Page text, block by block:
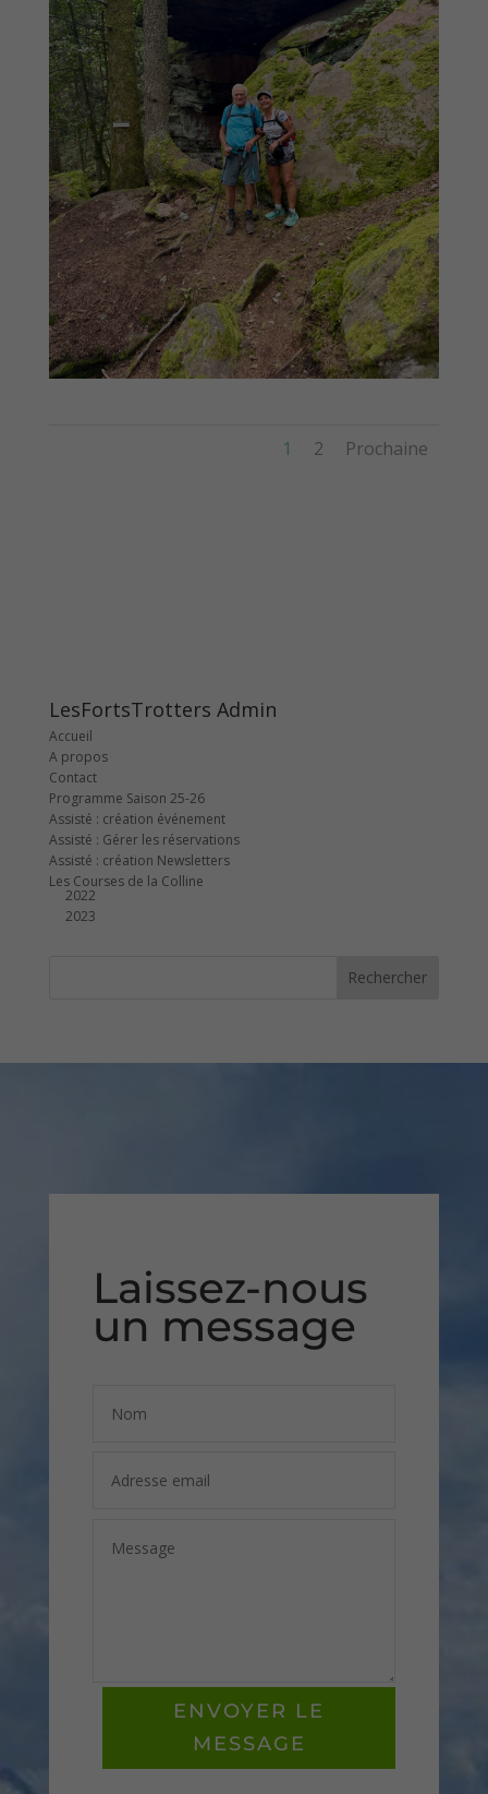
1 2 Prochaine
LesFortsTrotters Admin
Accueil
A propos
Contact
Programme Saison 25-26
Assisté : création événement
Assisté : Gérer les réservations
Assisté : création Newsletters
Les Courses de la Colline
2022
2023
Laissez-nous
un message
ENVOYER LE
MESSAGE